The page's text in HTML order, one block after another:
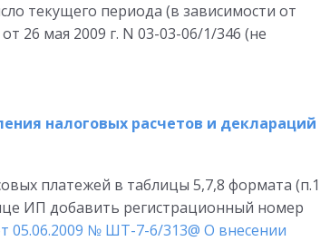
текущего периода (в зависимости от
26 мая 2009 г. N 03-03-06/1/346 (не
налоговых расчетов и деклараций
платежей в таблицы 5,7,8 формата (п.1
ИП добавить регистрационный номер
05.06.2009 № ШТ-7-6/313@ О внесении